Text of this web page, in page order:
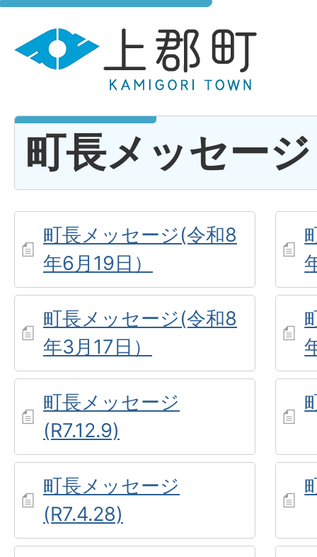
町長メッセージ
町長メッセージ(令和8
年6月19日）
町長メッセージ(令和8
年3月17日）
町長メッセージ
(R7.12.9)
町長メッセージ
(R7.4.28)